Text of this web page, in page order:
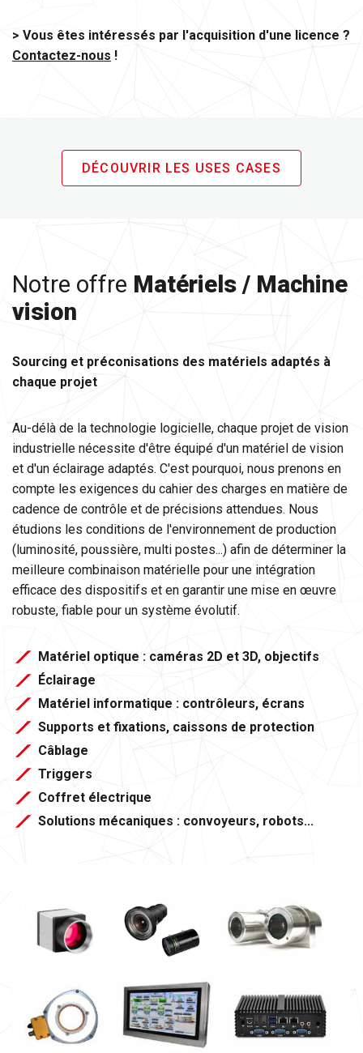
> Vous êtes intéressés par l'acquisition d'une licence ?
Contactez-nous !
DÉCOUVRIR LES USES CASES
Notre offre Matériels / Machine
vision
Sourcing et préconisations des matériels adaptés à
chaque projet
Au-délà de la technologie logicielle, chaque projet de vision
industrielle nécessite d'être équipé d'un matériel de vision
et d'un éclairage adaptés. C'est pourquoi, nous prenons en
compte les exigences du cahier des charges en matière de
cadence de contrôle et de précisions attendues. Nous
étudions les conditions de l'environnement de production
(luminosité, poussière, multi postes...) afin de déterminer la
meilleure combinaison matérielle pour une intégration
efficace des dispositifs et en garantir une mise en œuvre
robuste, fiable pour un système évolutif.
Matériel optique : caméras 2D et 3D, objectifs
Éclairage
Matériel informatique : contrôleurs, écrans
Supports et fixations, caissons de protection
Câblage
Triggers
Coffret électrique
Solutions mécaniques : convoyeurs, robots...